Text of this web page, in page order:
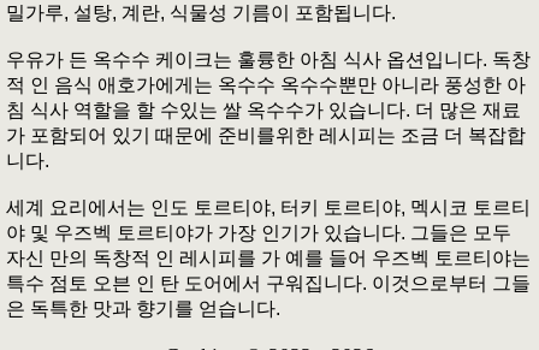
밀가루, 설탕, 계란, 식물성 기름이 포함됩니다.
우유가 든 옥수수 케이크는 훌륭한 아침 식사 옵션입니다. 독창
적 인 음식 애호가에게는 옥수수 옥수수뿐만 아니라 풍성한 아
침 식사 역할을 할 수있는 쌀 옥수수가 있습니다. 더 많은 재료
가 포함되어 있기 때문에 준비를위한 레시피는 조금 더 복잡합
니다.
세계 요리에서는 인도 토르티야, 터키 토르티야, 멕시코 토르티
야 및 우즈벡 토르티야가 가장 인기가 있습니다. 그들은 모두
자신 만의 독창적 인 레시피를 가 예를 들어 우즈벡 토르티야는
특수 점토 오븐 인 탄 도어에서 구워집니다. 이것으로부터 그들
은 독특한 맛과 향기를 얻습니다.